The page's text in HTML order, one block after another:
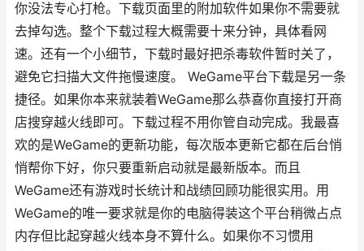
你没法专心打枪。下载页面里的附加软件如果你不需要就
去掉勾选。整个下载过程大概需要十来分钟，具体看网
速。还有一个小细节，下载时最好把杀毒软件暂时关了，
避免它扫描大文件拖慢速度。 WeGame平台下载是另一条
捷径。如果你本来就装着WeGame那么恭喜你直接打开商
店搜穿越火线即可。下载过程不用你管自动完成。我最喜
欢的是WeGame的更新功能，每次版本更新它都在后台悄
悄帮你下好，你只要重新启动就是最新版本。而且
WeGame还有游戏时长统计和战绩回顾功能很实用。用
WeGame的唯一要求就是你的电脑得装这个平台稍微占点
内存但比起穿越火线本身不算什么。如果你不习惯用